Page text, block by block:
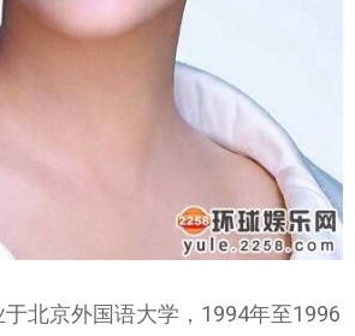
北京外国语大学，1994年至1996